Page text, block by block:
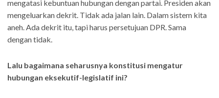
mengatasi kebuntuan hubungan dengan partai. Presiden akan
mengeluarkan dekrit. Tidak ada jalan lain. Dalam sistem kita
aneh. Ada dekrit itu, tapi harus persetujuan DPR. Sama
dengan tidak.
Lalu bagaimana seharusnya konstitusi mengatur
hubungan eksekutif-legislatif ini?